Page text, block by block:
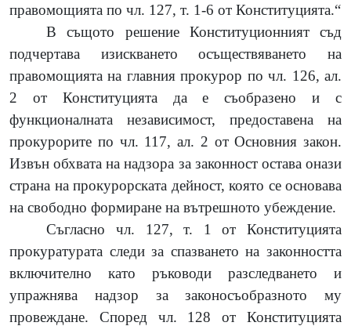
правомощията по чл. 127, т. 1-6 от Конституцията.“
В същото решение Конституционният съд
подчертава изискването осъществяването на
правомощията на главния прокурор по чл. 126, ал.
2 от Конституцията да е съобразено и с
функционалната независимост, предоставена на
прокурорите по чл. 117, ал. 2 от Основния закон.
Извън обхвата на надзора за законност остава онази
страна на прокурорската дейност, която се основава
на свободно формиране на вътрешното убеждение.
Съгласно чл. 127, т. 1 от Конституцията
прокуратурата следи за спазването на законността
включително като ръководи разследването и
упражнява надзор за законосъобразното му
провеждане. Според чл. 128 от Конституцията